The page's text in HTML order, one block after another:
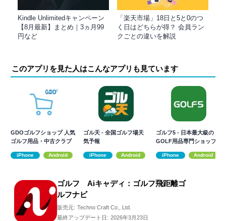
Kindle Unlimitedキャンペーン
【8月最新】まとめ｜3ヵ月99
円など
「楽天市場」18日と5と0のつ
く日はどちらが得？ 会員ラン
クごとの違いを解説
このアプリを見た人はこんなアプリも見ています
GDOゴルフショップ 人気
ゴルフ用品・中古クラブ
iPhone Android
ゴル天 - 全国ゴルフ場天
気予報
iPhone Android
ゴルフ5 - 日本最大級の
GOLF用品専門ショップ
iPhone Android
ゴルフ Aiキャディ：ゴルフ飛距離ゴ
ルフナビ
販売元: Techno Craft Co., Ltd.
最終アップデート日: 2026年3月23日